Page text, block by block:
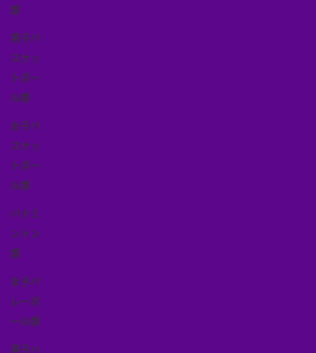
部
男子バ
スケッ
トボー
ル部
女子バ
スケッ
トボー
ル部
バドミ
ントン
部
女子バ
レーボ
ール部
男子ハ